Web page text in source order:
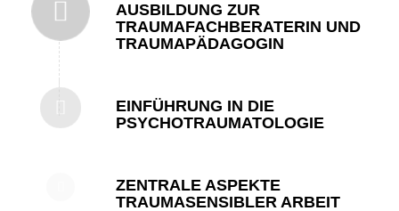
AUSBILDUNG ZUR
TRAUMAFACHBERATERIN UND
TRAUMAPÄDAGOGIN
EINFÜHRUNG IN DIE
PSYCHOTRAUMATOLOGIE
ZENTRALE ASPEKTE
TRAUMASENSIBLER ARBEIT